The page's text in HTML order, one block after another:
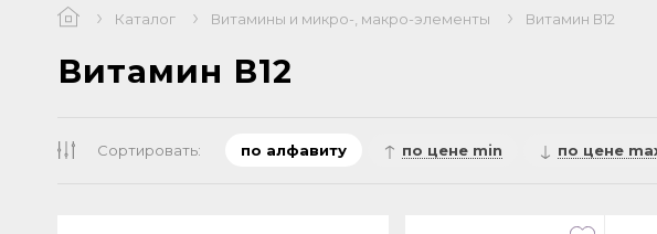
Каталог Витамины и микро-, макро-элементы Витамин В12
Витамин В12
Сортировать: по алфавиту по цене min по цене